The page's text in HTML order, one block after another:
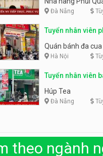
Đà Nẵng
Tuyển nhân viên
Quán bánh đa cua
Hà Nội
Tuyển nhân viên
Húp Tea
Đà Nẵng
theo ngành